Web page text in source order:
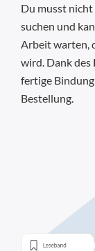
Du musst nicht
suchen und
Arbeit warten,
wird. Dank des
fertige
Bestellung.